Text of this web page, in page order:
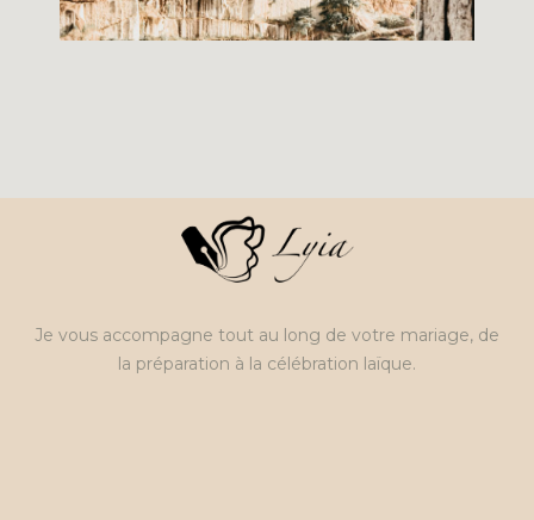
Je vous accompagne tout au long de votre mariage, de
la préparation à la célébration laïque.